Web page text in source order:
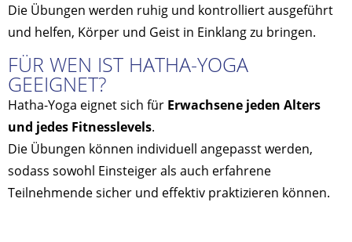
Die Übungen werden ruhig und kontrolliert ausgeführt
und helfen, Körper und Geist in Einklang zu bringen.
FÜR WEN IST HATHA-YOGA
GEEIGNET?
Hatha-Yoga eignet sich für Erwachsene jeden Alters
und jedes Fitnesslevels.
Die Übungen können individuell angepasst werden,
sodass sowohl Einsteiger als auch erfahrene
Teilnehmende sicher und effektiv praktizieren können.